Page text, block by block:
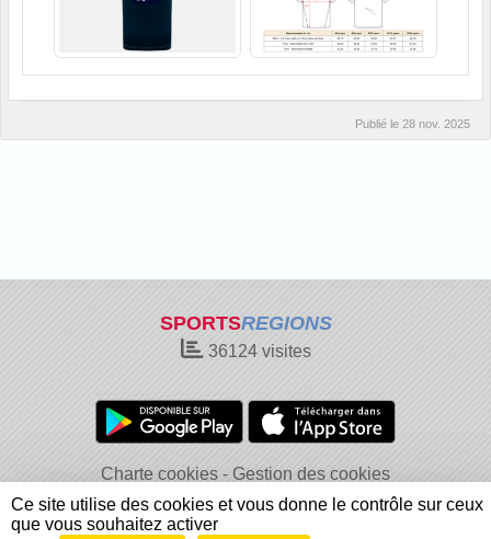
Publié le 28 nov. 2025
SPORTSREGIONS
36124visites
Charte cookies
Gestion des cookies
Informations légales
Signaler un contenu inapproprié
Ce site utilise des cookies et vous donne le contrôle sur ceux
que vous souhaitez activer